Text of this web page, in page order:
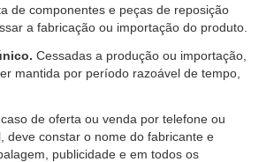
de componentes e peças de reposição
a fabricação ou importação do produto.
Cessadas a produção ou importação,
mantida por período razoável de tempo,
de oferta ou venda por telefone ou
deve constar o nome do fabricante e
publicidade e em todos os